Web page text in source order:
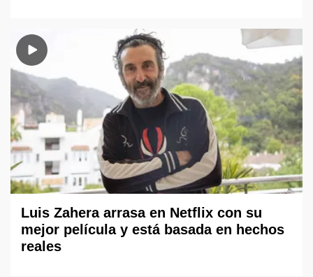
Luis Zahera arrasa en Netflix con su
mejor película y está basada en hechos
reales